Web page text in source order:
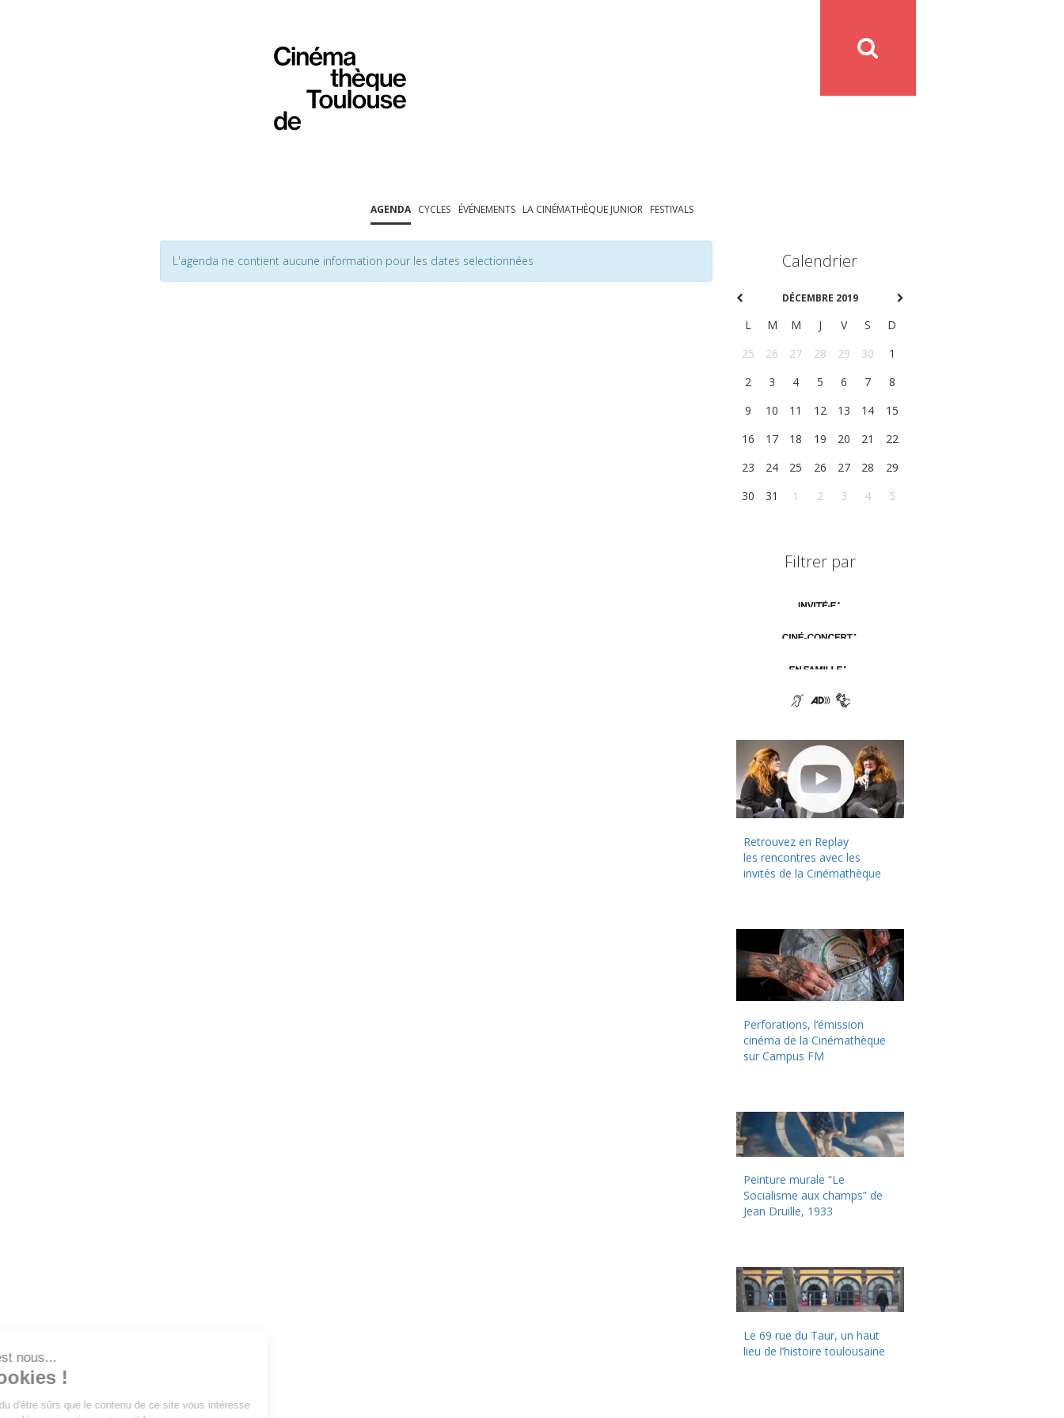
AGENDA CYCLES ÉVÉNEMENTS LA CINÉMATHÈQUE JUNIOR FESTIVALS
L'agenda ne contient aucune information pour les dates selectionnées Calendrier
DÉCEMBRE 2019
L M M J V S
D
25
26 27 28 29 30
1
2
3 4 5 6 7
8
9
10 11 12 13 14
15
16
17 18 19 20 21
22
23
24 25 26 27 28
29
30
31 1 2 3 4 5
Filtrer par
Retrouvez en Replay
les rencontres avec les
invités de la Cinémathèque
Perforations, l’émission
cinéma de la Cinémathèque
sur Campus FM
Peinture murale “Le
Socialisme aux champs” de
Jean Druille, 1933
Le 69 rue du Taur, un haut
lieu de l’histoire toulousaine